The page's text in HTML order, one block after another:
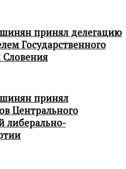
принял делегацию
Государственного
Словения
принял
Центрального
либерально-